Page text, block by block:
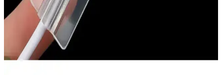
telefonunuzu korur, kullanım kolaylığı sağlar.
Fibaks Xiaomi Redmi Watch 3 Uyumlu Silikon
Kayış: Şık ve Dayanıklı Saat Bilekliği
Fibaks'in bej renkli silikon kayışı, Xiaomi Redmi Watch 3 ile